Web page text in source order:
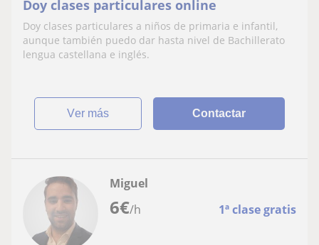
Doy clases particulares online
Doy clases particulares a niños de primaria e infantil,
aunque también puedo dar hasta nivel de Bachillerato
lengua castellana e inglés.
ver más Contactar
6€/h 1ª clase gratis
Miguel